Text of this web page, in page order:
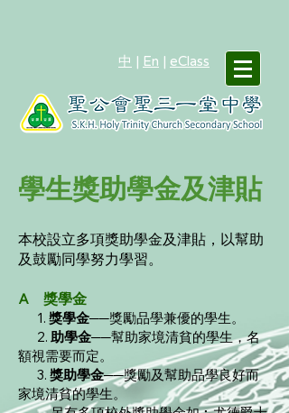
中 | En | eClass
學生獎助學金及津貼
本校設立多項獎助學金及津貼，以幫助
及鼓勵同學努力學習。
A 獎學金
1. 獎學金──獎勵品學兼優的學生。
2. 助學金──幫助家境清貧的學生，名
額視需要而定。
3. 獎助學金──獎勵及幫助品學良好而
家境清貧的學生。